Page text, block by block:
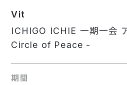
Vit
ICHIGO ICHIE 一期一会
Circle of Peace -
期間